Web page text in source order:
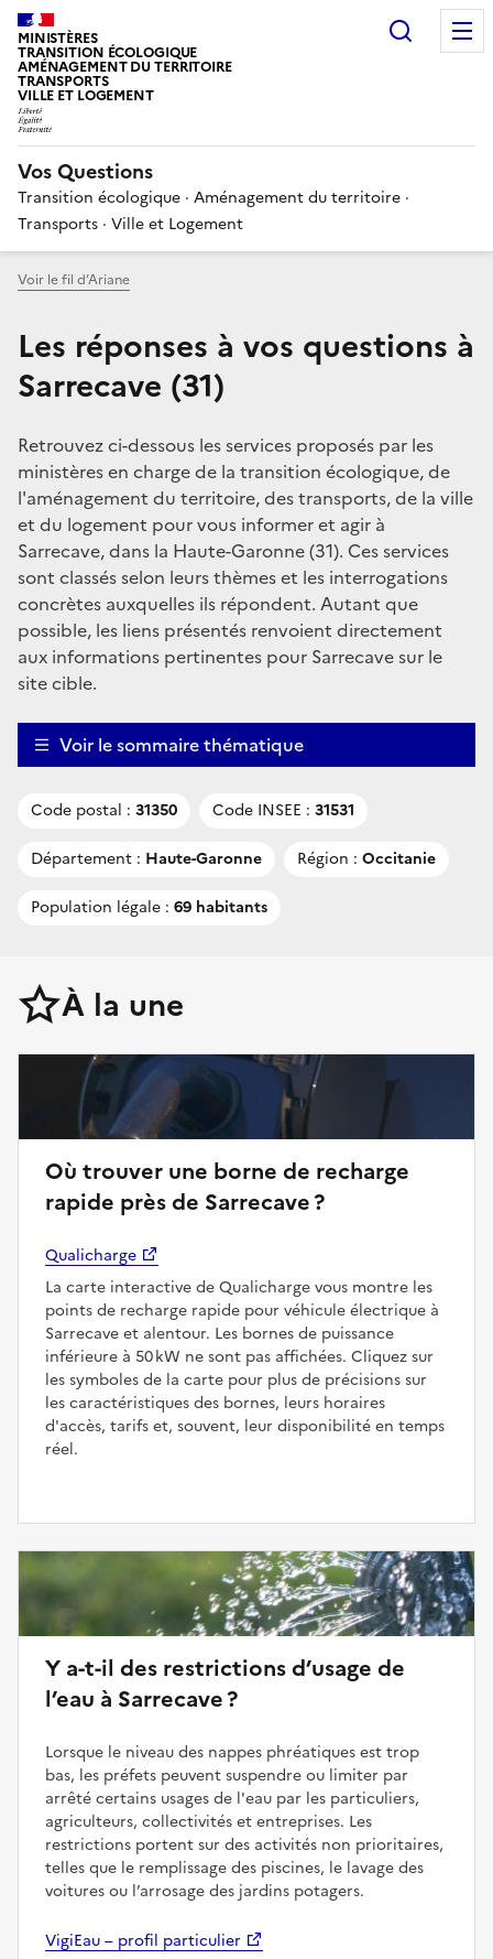
MINISTÈRES
TRANSITION ÉCOLOGIQUE
AMÉNAGEMENT DU TERRITOIRE
TRANSPORTS
VILLE ET LOGEMENT
Vos Questions
Transition écologique · Aménagement du territoire ·
Transports · Ville et Logement
Voir le fil d’Ariane
Les réponses à vos questions à
Sarrecave (31)
Retrouvez ci-dessous les services proposés par les
ministères en charge de la transition écologique, de
l'aménagement du territoire, des transports, de la ville
et du logement pour vous informer et agir à
Sarrecave, dans la Haute-Garonne (31). Ces services
sont classés selon leurs thèmes et les interrogations
concrètes auxquelles ils répondent. Autant que
possible, les liens présentés renvoient directement
aux informations pertinentes pour Sarrecave sur le
site cible.
Voir le sommaire thématique
Code postal : 31350 Code INSEE : 31531
Département : Haute-Garonne Région : Occitanie
Population légale : 69 habitants
À la une
Où trouver une borne de recharge
rapide près de Sarrecave ?
Qualicharge
La carte interactive de Qualicharge vous montre les
points de recharge rapide pour véhicule électrique à
Sarrecave et alentour. Les bornes de puissance
inférieure à 50 kW ne sont pas affichées. Cliquez sur
les symboles de la carte pour plus de précisions sur
les caractéristiques des bornes, leurs horaires
d'accès, tarifs et, souvent, leur disponibilité en temps
réel.
Y a-t-il des restrictions d’usage de
l’eau à Sarrecave ?
Lorsque le niveau des nappes phréatiques est trop
bas, les préfets peuvent suspendre ou limiter par
arrêté certains usages de l'eau par les particuliers,
agriculteurs, collectivités et entreprises. Les
restrictions portent sur des activités non prioritaires,
telles que le remplissage des piscines, le lavage des
voitures ou l’arrosage des jardins potagers.
VigiEau – profil particulier